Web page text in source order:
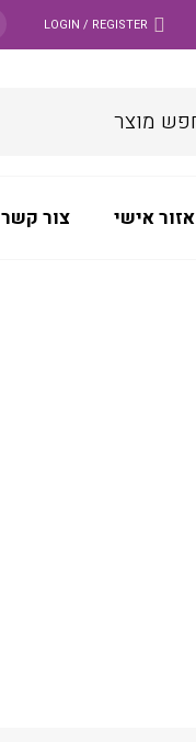
LOGIN / REGISTER
אזור אישי צור קשר